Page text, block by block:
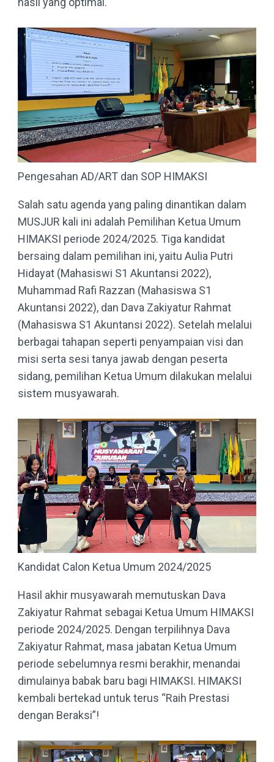
Pengesahan AD/ART dan SOP HIMAKSI
Salah satu agenda yang paling dinantikan dalam
MUSJUR kali ini adalah Pemilihan Ketua Umum
HIMAKSI periode 2024/2025. Tiga kandidat
bersaing dalam pemilihan ini, yaitu Aulia Putri
Hidayat (Mahasiswi S1 Akuntansi 2022),
Muhammad Rafi Razzan (Mahasiswa S1
Akuntansi 2022), dan Dava Zakiyatur Rahmat
(Mahasiswa S1 Akuntansi 2022). Setelah melalui
berbagai tahapan seperti penyampaian visi dan
misi serta sesi tanya jawab dengan peserta
sidang, pemilihan Ketua Umum dilakukan melalui
sistem musyawarah.
Kandidat Calon Ketua Umum 2024/2025
Hasil akhir musyawarah memutuskan Dava
Zakiyatur Rahmat sebagai Ketua Umum HIMAKSI
periode 2024/2025. Dengan terpilihnya Dava
Zakiyatur Rahmat, masa jabatan Ketua Umum
periode sebelumnya resmi berakhir, menandai
dimulainya babak baru bagi HIMAKSI. HIMAKSI
kembali bertekad untuk terus “Raih Prestasi
dengan Beraksi”!